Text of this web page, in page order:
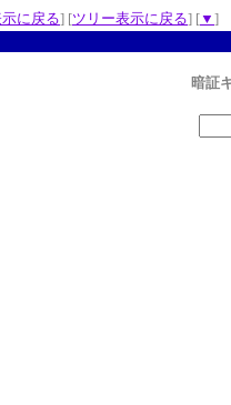
に戻る] [ツリー表示に戻る] [▼ ]
暗証